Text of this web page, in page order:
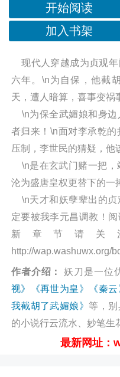
开始阅读
加入书架
现代人穿越成为贞观年
六年。\n为自保，他截
天，遭人暗算，喜事变祸
\n为保全武媚娘和身边
者归来！\n面对李承乾
压制，李世民的猜疑，他
\n是在玄武门赌一把，
沦为盛唐皇权更替下的一
\n天才和妖孽辈出的贞
定要被我李元昌调教！
新章节请关
http://wap.washuwx.org/
作者介绍：
妖刀是一位
视》
《再世为皇》 《秦云
我截胡了武媚娘》 等，
的小说行云流水、妙笔生
最新网址：